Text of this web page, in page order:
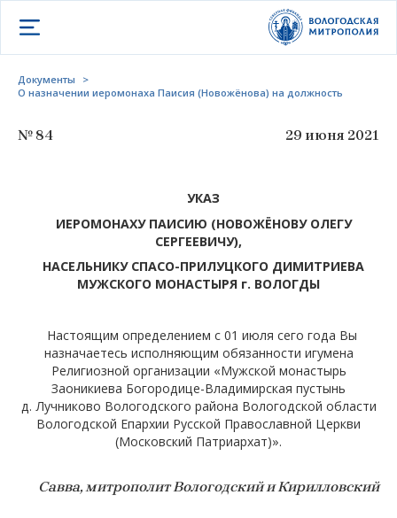
Открыть меню
Документы
>
О назначении иеромонаха Паисия (Новожёнова) на должность
№ 84 29 июня 2021
УКАЗ
ИЕРОМОНАХУ ПАИСИЮ (НОВОЖЁНОВУОЛЕГУ
СЕРГЕЕВИЧУ),
НАСЕЛЬНИКУ СПАСО-ПРИЛУЦКОГО ДИМИТРИЕВА
МУЖСКОГО МОНАСТЫРЯ г. ВОЛОГДЫ
Настоящим определением с 01 июля сего года Вы
назначаетесь исполняющим обязанности игумена
Религиозной организации «Мужской монастырь
Заоникиева Богородице-Владимирская пустынь
д. Лучниково Вологодского района Вологодской области
Вологодской Епархии Русской Православной Церкви
(Московский Патриархат)».
Савва, митрополит Вологодский и Кирилловский